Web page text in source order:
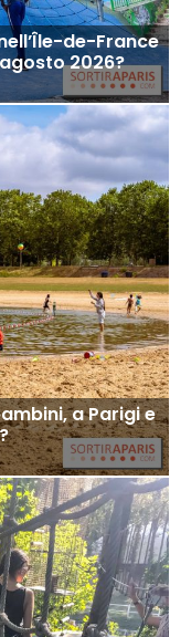
de-France
2026?
a Parigi e